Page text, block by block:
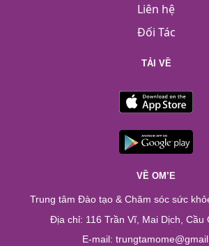
Liên hệ
Đối Tác
TẢI VỀ
VỀ OM’E
Trung tâm Đào tạo & Chăm sóc sức
Địa chỉ: 116 Trần Vĩ, Mai Dịch, Cầu
E-mail: